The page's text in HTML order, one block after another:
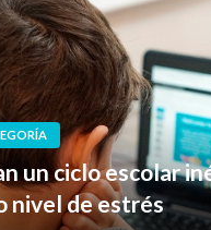
un ciclo escolar
nivel de estrés